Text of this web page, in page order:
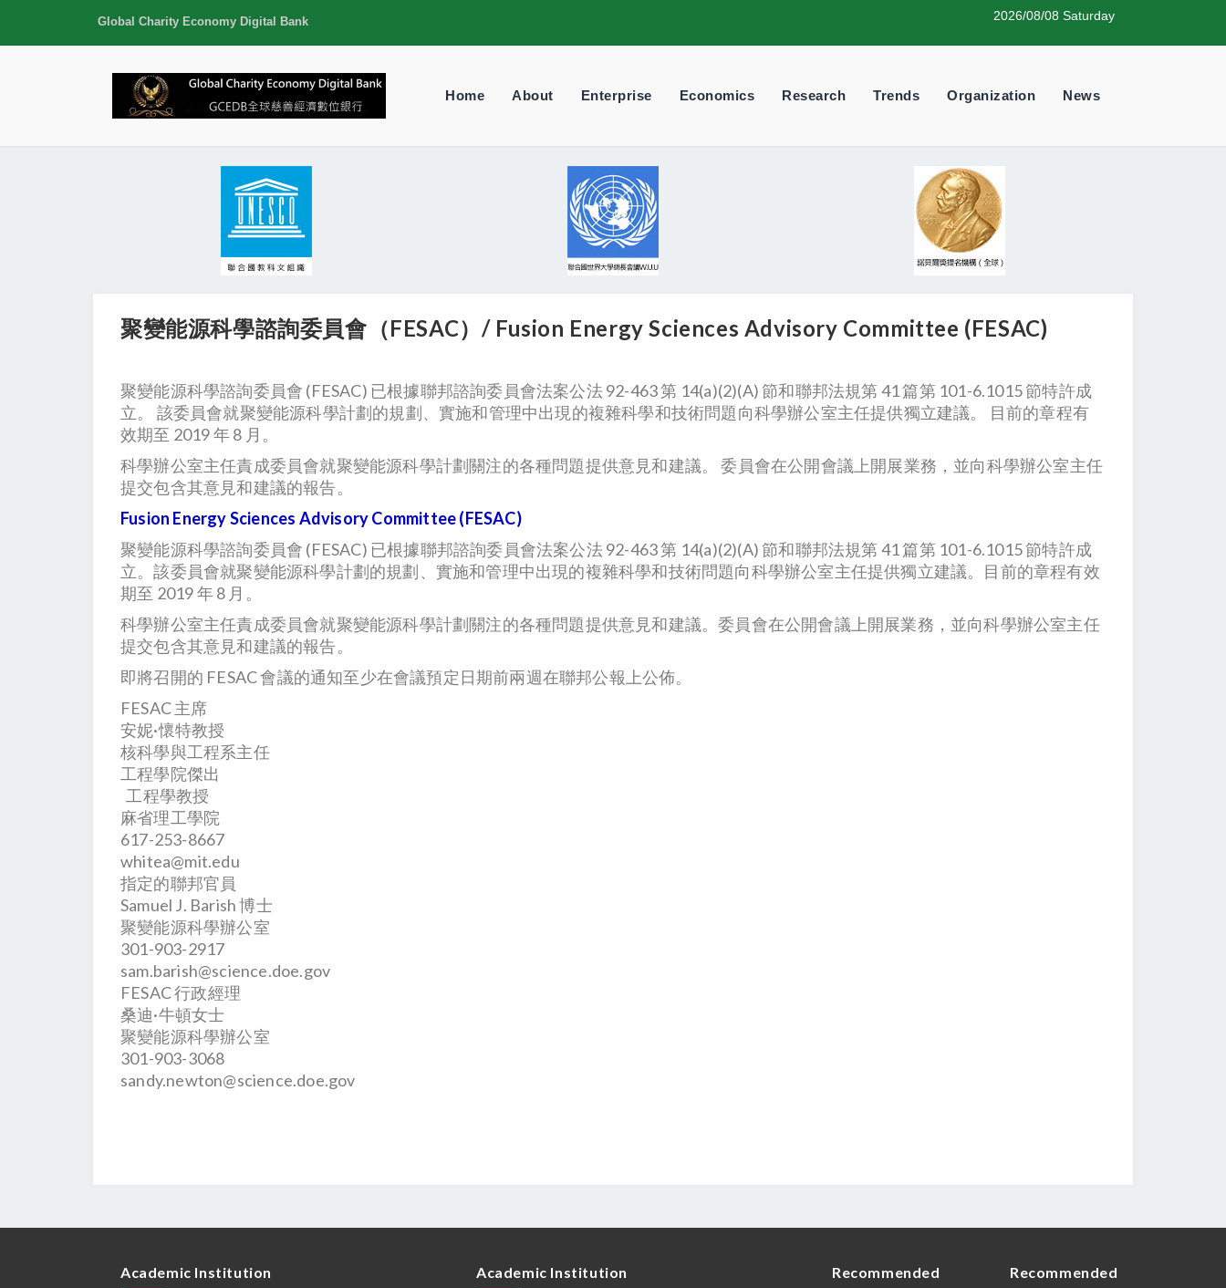
Global Charity Economy Digital Bank 2026/08/08 Saturday
Home About Enterprise Economics Research Trends Organization News
聚變能源科學諮詢委員會（FESAC）/ Fusion Energy Sciences Advisory Committee (FESAC)
聚變能源科學諮詢委員會 (FESAC) 已根據聯邦諮詢委員會法案公法 92-463 第 14(a)(2)(A) 節和聯邦法規第 41 篇第 101-6.1015 節特許成
立。 該委員會就聚變能源科學計劃的規劃、實施和管理中出現的複雜科學和技術問題向科學辦公室主任提供獨立建議。 目前的章程有
效期至 2019 年 8 月。
科學辦公室主任責成委員會就聚變能源科學計劃關注的各種問題提供意見和建議。 委員會在公開會議上開展業務，並向科學辦公室主任
提交包含其意見和建議的報告。
Fusion Energy Sciences Advisory Committee (FESAC)
聚變能源科學諮詢委員會 (FESAC) 已根據聯邦諮詢委員會法案公法 92-463 第 14(a)(2)(A) 節和聯邦法規第 41 篇第 101-6.1015 節特許成
立。該委員會就聚變能源科學計劃的規劃、實施和管理中出現的複雜科學和技術問題向科學辦公室主任提供獨立建議。目前的章程有效
期至 2019 年 8 月。
科學辦公室主任責成委員會就聚變能源科學計劃關注的各種問題提供意見和建議。委員會在公開會議上開展業務，並向科學辦公室主任
提交包含其意見和建議的報告。
即將召開的 FESAC 會議的通知至少在會議預定日期前兩週在聯邦公報上公佈。
FESAC 主席
安妮·懷特教授
核科學與工程系主任
工程學院傑出
工程學教授
麻省理工學院
617-253-8667
whitea@mit.edu
指定的聯邦官員
Samuel J. Barish 博士
聚變能源科學辦公室
301-903-2917
sam.barish@science.doe.gov
FESAC 行政經理
桑迪·牛頓女士
聚變能源科學辦公室
301-903-3068
sandy.newton@science.doe.gov
Academic Institution Academic Institution
Recommended
Recommended